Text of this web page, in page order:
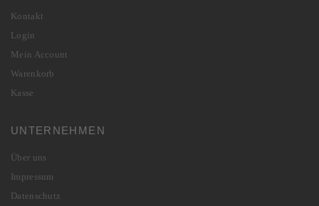
Kontakt
Login
Mein Account
Warenkorb
Kasse
UNTERNEHMEN
Über uns
Impressum
Datenschutz